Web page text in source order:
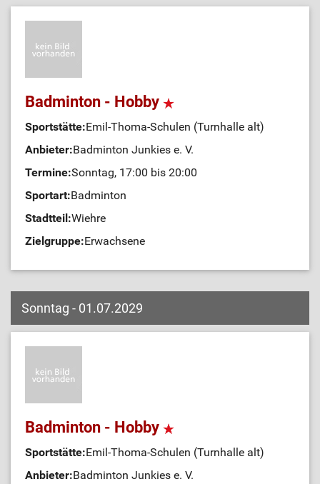
Badminton - Hobby
Sportstätte:Emil-Thoma-Schulen (Turnhalle alt)
Anbieter:Badminton Junkies e. V.
Termine:Sonntag, 17:00 bis 20:00
Sportart:Badminton
Stadtteil:Wiehre
Zielgruppe:Erwachsene
Sonntag - 01.07.2029
Badminton - Hobby
Sportstätte:Emil-Thoma-Schulen (Turnhalle alt)
Anbieter:Badminton Junkies e. V.